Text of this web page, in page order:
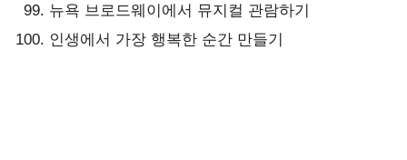
뉴욕 브로드웨이에서 뮤지컬 관람하기
인생에서 가장 행복한 순간 만들기